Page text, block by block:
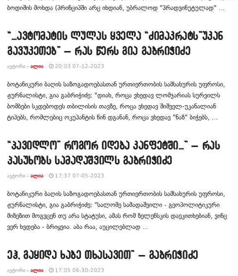
ბოდიშის მოხდა (პრინციპში არც იხდიან, უბრალოდ "პრადვინუტულად" ...
“…ავტომატის ლულას ყველა “ძიმაკრატს”უკან
გავუკეთებ” – რას წერს გია გაბრიჭიძე
ᲐᲕᲢᲝᲠᲘ - ᲐᲚᲘᲐ 20:03 07-12-2023
ბოტანიკური ბაღის საზოგადოებასთან ურთიერთობის სამსახურის უფროსი,
ჟურნალისტი, გია გაბრიჭიძე: "დიახ, როცა ვხედავ ლომჯარიას სურვილს
ბომბები სკდებოდეს თბილისის თავზე, როცა ვხედავ შიშველ-უკანალიან
ტიპებს, რომლებიც ოკუპანტის წინ დგანან, როცა ვხედავ "ნაზ" ბიჭებს, ...
“პავიდლო” როგორ იდება კანფეტში…” – რას
პასუხობს სამადაშვილს გაბრიჭიძე
ᲐᲕᲢᲝᲠᲘ - ᲐᲚᲘᲐ 17:37 07-05-2023
ბოტანიკური ბაღის საზოგადოებასთან ურთიერთობის სამსახურის უფროსი,
ჟურნალისტი, გია გაბრიჭიძე: "სალომე სამადაშვილი - გეოპოლიტიკური
მიზეზით მოგვცენ თუ არა სტატუსი, ამას რომ ზელენსკის დაეკითხებიან, ვინც
ვერ ხვდება - ბრიყვია. აბა რაა, აუცილებლად ...
ეჰ, გაყიდა ხაბე თხასავით” – გაბრიჭიძე
ᲐᲕᲢᲝᲠᲘ - ᲐᲚᲘᲐ 17:05 06-30-2023